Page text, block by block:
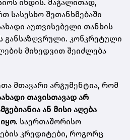
იხდის. მაგალითად,
სასესხო შეთანხმებაში
აუთვისებელი თანხის
განსაზღვრული. კონკრეტული
მიხედვით შეიძლება
მთავარი არგუმენტია, რომ
თავისთავად არ
ან მისი აღება
. საერთაშორისო
კრედიტები, როგორც